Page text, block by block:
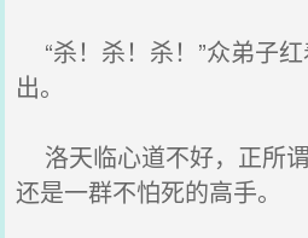
“杀！杀！杀！”众弟子
出。
洛天临心道不好，正所
还是一群不怕死的高手。